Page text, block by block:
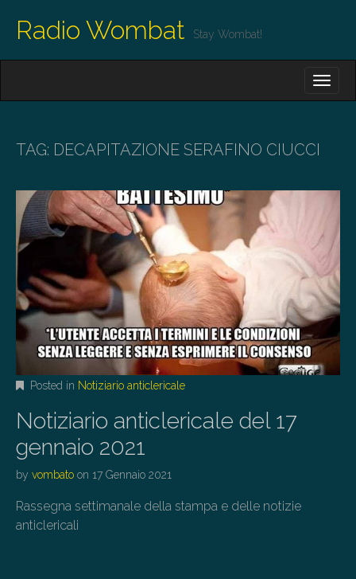
Radio Wombat Stay Wombat!
N
M
N
U
O
C
N
E
N
T
TAG: DECAPITAZIONE SERAFINO CIUCCI
Posted in Notiziario anticlericale
Notiziario anticlericale del 17
gennaio 2021
by vombato on 17 Gennaio 2021
Rassegna settimanale della stampa e delle notizie
anticlericali